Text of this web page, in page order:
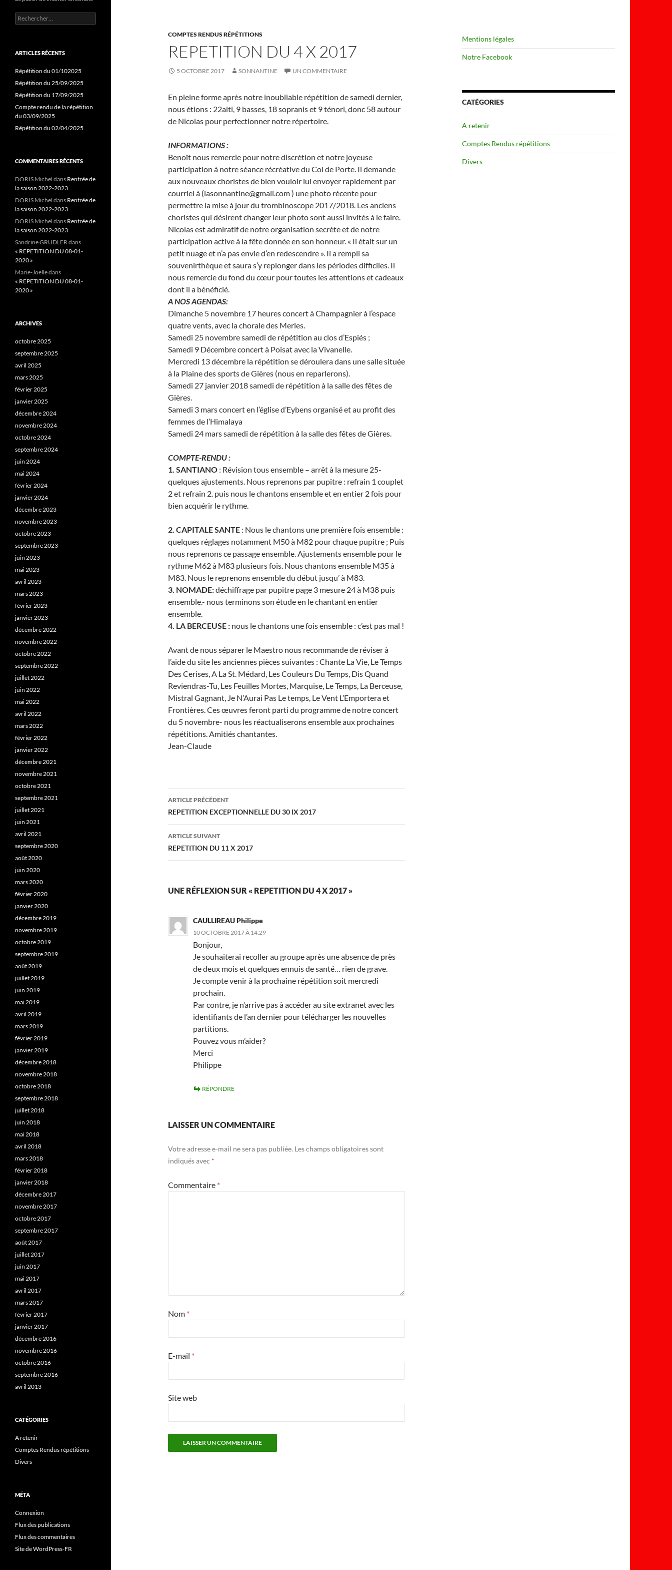
COMPTES RENDUS RÉPÉTITIONS
REPETITION DU 4 X 2017
5 OCTOBRE 2017 SONNANTINE UN COMMENTAIRE
En pleine forme après notre inoubliable répétition de samedi dernier,
nous étions : 22alti, 9 basses, 18 sopranis et 9 ténori, donc 58 autour
de Nicolas pour perfectionner notre répertoire.
INFORMATIONS :
Benoît nous remercie pour notre discrétion et notre joyeuse
participation à notre séance récréative du Col de Porte. Il demande
aux nouveaux choristes de bien vouloir lui envoyer rapidement par
courriel à (lasonnantine@gmail.com ) une photo récente pour
permettre la mise à jour du trombinoscope 2017/2018. Les anciens
choristes qui désirent changer leur photo sont aussi invités à le faire.
Nicolas est admiratif de notre organisation secrète et de notre
participation active à la fête donnée en son honneur. « Il était sur un
petit nuage et n’a pas envie d’en redescendre ». Il a rempli sa
souvenirthèque et saura s’y replonger dans les périodes difficiles. Il
nous remercie du fond du cœur pour toutes les attentions et cadeaux
dont il a bénéficié.
A NOS AGENDAS:
Dimanche 5 novembre 17 heures concert à Champagnier à l’espace
quatre vents, avec la chorale des Merles.
Samedi 25 novembre samedi de répétition au clos d’Espiés ;
Samedi 9 Décembre concert à Poisat avec la Vivanelle.
Mercredi 13 décembre la répétition se déroulera dans une salle située
à la Plaine des sports de Gières (nous en reparlerons).
Samedi 27 janvier 2018 samedi de répétition à la salle des fêtes de
Gières.
Samedi 3 mars concert en l’église d’Eybens organisé et au profit des
femmes de l’Himalaya
Samedi 24 mars samedi de répétition à la salle des fêtes de Gières.
COMPTE-RENDU :
1. SANTIANO : Révision tous ensemble – arrêt à la mesure 25-
quelques ajustements. Nous reprenons par pupitre : refrain 1 couplet
2 et refrain 2. puis nous le chantons ensemble et en entier 2 fois pour
bien acquérir le rythme.
2. CAPITALE SANTE : Nous le chantons une première fois ensemble :
quelques réglages notamment M50 à M82 pour chaque pupitre ; Puis
nous reprenons ce passage ensemble. Ajustements ensemble pour le
rythme M62 à M83 plusieurs fois. Nous chantons ensemble M35 à
M83. Nous le reprenons ensemble du début jusqu’ à M83.
3. NOMADE:déchiffrage par pupitre page 3 mesure 24 à M38 puis
ensemble.- nous terminons son étude en le chantant en entier
ensemble.
4. LA BERCEUSE : nous le chantons une fois ensemble : c’est pas mal !
Avant de nous séparer le Maestro nous recommande de réviser à
l’aide du site les anciennes pièces suivantes : Chante La Vie, Le Temps
Des Cerises, A La St. Médard, Les Couleurs Du Temps, Dis Quand
Reviendras-Tu, Les Feuilles Mortes, Marquise, Le Temps, La Berceuse,
Mistral Gagnant, Je N’Aurai Pas Le temps, Le Vent L’Emportera et
Frontières. Ces œuvres feront parti du programme de notre concert
du 5 novembre- nous les réactualiserons ensemble aux prochaines
répétitions. Amitiés chantantes.
Jean-Claude
Navigation
des
articles
ARTICLE PRÉCÉDENT
REPETITION EXCEPTIONNELLE DU 30 IX 2017
ARTICLE SUIVANT
REPETITION DU 11 X 2017
UNE RÉFLEXION SUR « REPETITION DU 4 X 2017 »
CAULLIREAU Philippe
10 OCTOBRE 2017 À 14:29
Bonjour,
Je souhaiterai recoller au groupe après une absence de près
de deux mois et quelques ennuis de santé… rien de grave.
Je compte venir à la prochaine répétition soit mercredi
prochain.
Par contre, je n’arrive pas à accéder au site extranet avec les
identifiants de l’an dernier pour télécharger les nouvelles
partitions.
Pouvez vous m’aider?
Merci
Philippe
RÉPONDRE
LAISSER UN COMMENTAIRE
Votre adresse e-mail ne sera pas publiée. Les champs obligatoires sont
indiqués avec *
Commentaire *
Nom *
E-mail *
Site web
Mentions légales
Notre Facebook
CATÉGORIES
A retenir
Comptes Rendus répétitions
Divers
Rechercher :
ARTICLES RÉCENTS
Répétition du 01/102025
Répétition du 25/09/2025
Répétition du 17/09/2025
Compte rendu de la répétition
du 03/09/2025
Répétition du 02/04/2025
COMMENTAIRES RÉCENTS
DORIS Michel dans Rentrée de
la saison 2022-2023
DORIS Michel dans Rentrée de
la saison 2022-2023
DORIS Michel dans Rentrée de
la saison 2022-2023
Sandrine GRUDLERdans
« REPETITION DU 08-01-
2020 »
Marie-Joelledans
« REPETITION DU 08-01-
2020 »
ARCHIVES
octobre 2025
septembre 2025
avril 2025
mars 2025
février 2025
janvier 2025
décembre 2024
novembre 2024
octobre 2024
septembre 2024
juin 2024
mai 2024
février 2024
janvier 2024
décembre 2023
novembre 2023
octobre 2023
septembre 2023
juin 2023
mai 2023
avril 2023
mars 2023
février 2023
janvier 2023
décembre 2022
novembre 2022
octobre 2022
septembre 2022
juillet 2022
juin 2022
mai 2022
avril 2022
mars 2022
février 2022
janvier 2022
décembre 2021
novembre 2021
octobre 2021
septembre 2021
juillet 2021
juin 2021
avril 2021
septembre 2020
août 2020
juin 2020
mars 2020
février 2020
janvier 2020
décembre 2019
novembre 2019
octobre 2019
septembre 2019
août 2019
juillet 2019
juin 2019
mai 2019
avril 2019
mars 2019
février 2019
janvier 2019
décembre 2018
novembre 2018
octobre 2018
septembre 2018
juillet 2018
juin 2018
mai 2018
avril 2018
mars 2018
février 2018
janvier 2018
décembre 2017
novembre 2017
octobre 2017
septembre 2017
août 2017
juillet 2017
juin 2017
mai 2017
avril 2017
mars 2017
février 2017
janvier 2017
décembre 2016
novembre 2016
octobre 2016
septembre 2016
avril 2013
CATÉGORIES
A retenir
Comptes Rendus répétitions
Divers
MÉTA
Connexion
Flux des publications
Flux des commentaires
Site de WordPress-FR